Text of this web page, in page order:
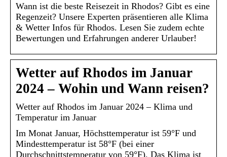
Wann ist die beste Reisezeit in Rhodos? Gibt es eine
Regenzeit? Unsere Experten präsentieren alle Klima
& Wetter Infos für Rhodos. Lesen Sie zudem echte
Bewertungen und Erfahrungen anderer Urlauber!
Wetter auf Rhodos im Januar
2024 – Wohin und Wann reisen?
Wetter auf Rhodos im Januar 2024 – Klima und
Temperatur im Januar
Im Monat Januar, Höchsttemperatur ist 59°F und
Mindesttemperatur ist 58°F (bei einer
Durchschnittstemperatur von 59°F). Das Klima ist